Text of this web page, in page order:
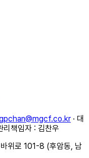
· 대
책임자 : 김찬우
위로 101-8 (후암동, 남